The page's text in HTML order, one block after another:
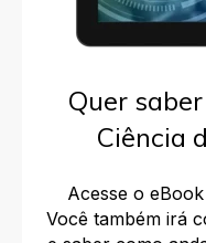
Quer
Ciência
Acesse o
Você também irá